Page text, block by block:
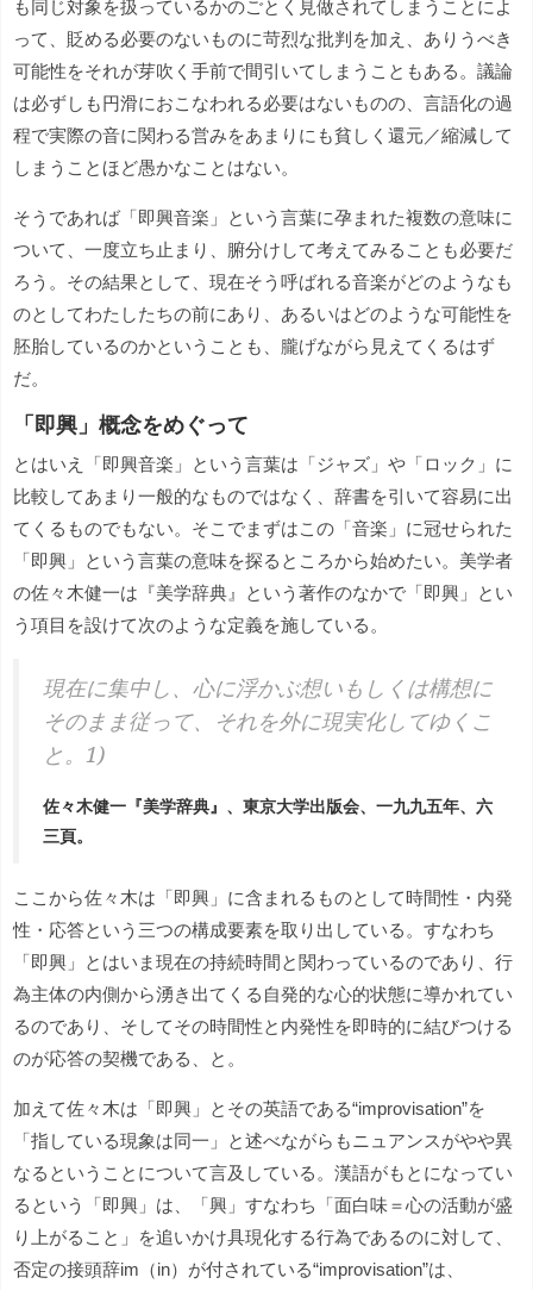
も同じ対象を扱っているかのごとく見做されてしまうことによ
って、貶める必要のないものに苛烈な批判を加え、ありうべき
可能性をそれが芽吹く手前で間引いてしまうこともある。議論
は必ずしも円滑におこなわれる必要はないものの、言語化の過
程で実際の音に関わる営みをあまりにも貧しく還元／縮減して
しまうことほど愚かなことはない。
そうであれば「即興音楽」という言葉に孕まれた複数の意味に
ついて、一度立ち止まり、腑分けして考えてみることも必要だ
ろう。その結果として、現在そう呼ばれる音楽がどのようなも
のとしてわたしたちの前にあり、あるいはどのような可能性を
胚胎しているのかということも、朧げながら見えてくるはず
だ。
「即興」概念をめぐって
とはいえ「即興音楽」という言葉は「ジャズ」や「ロック」に
比較してあまり一般的なものではなく、辞書を引いて容易に出
てくるものでもない。そこでまずはこの「音楽」に冠せられた
「即興」という言葉の意味を探るところから始めたい。美学者
の佐々木健一は『美学辞典』という著作のなかで「即興」とい
う項目を設けて次のような定義を施している。
現在に集中し、心に浮かぶ想いもしくは構想に
そのまま従って、それを外に現実化してゆくこ
と。1)
佐々木健一『美学辞典』、東京大学出版会、一九九五年、六
三頁。
ここから佐々木は「即興」に含まれるものとして時間性・内発
性・応答という三つの構成要素を取り出している。すなわち
「即興」とはいま現在の持続時間と関わっているのであり、行
為主体の内側から湧き出てくる自発的な心的状態に導かれてい
るのであり、そしてその時間性と内発性を即時的に結びつける
のが応答の契機である、と。
加えて佐々木は「即興」とその英語である“improvisation”を
「指している現象は同一」と述べながらもニュアンスがやや異
なるということについて言及している。漢語がもとになってい
るという「即興」は、「興」すなわち「面白味＝心の活動が盛
り上がること」を追いかけ具現化する行為であるのに対して、
否定の接頭辞im（in）が付されている“improvisation”は、